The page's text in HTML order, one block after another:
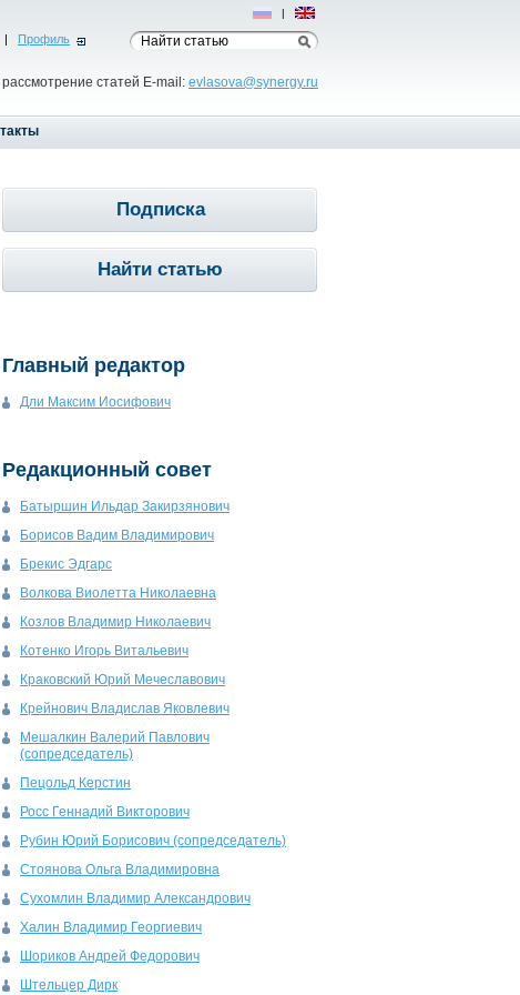
| Профиль
статей E-mail: evlasova@synergy.ru
Рус | Eng
Подписка
Найти статью
Главный редактор
Дли Максим Иосифович
Редакционный совет
Батыршин Ильдар Закирзянович
Борисов Вадим Владимирович
Брекис Эдгарс
Волкова Виолетта Николаевна
Козлов Владимир Николаевич
Котенко Игорь Витальевич
Краковский Юрий Мечеславович
Крейнович Владислав Яковлевич
Мешалкин Валерий Павлович
(сопредседатель)
Пецольд Керстин
Росс Геннадий Викторович
Рубин Юрий Борисович (сопредседатель)
Стоянова Ольга Владимировна
Сухомлин Владимир Александрович
Халин Владимир Георгиевич
Шориков Андрей Федорович
Штельцер Дирк